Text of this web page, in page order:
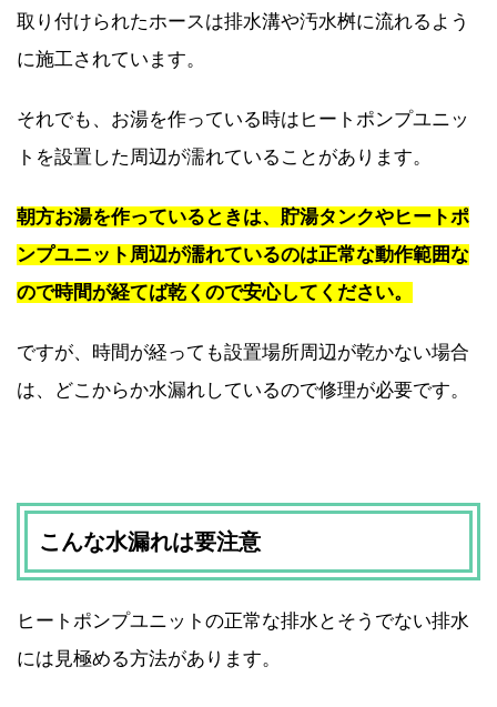
取り付けられたホースは排水溝や汚水桝に流れるよう
に施工されています。
それでも、お湯を作っている時はヒートポンプユニッ
トを設置した周辺が濡れていることがあります。
朝方お湯を作っているときは、貯湯タンクやヒートポ
ンプユニット周辺が濡れているのは正常な動作範囲な
ので時間が経てば乾くので安心してください。
ですが、時間が経っても設置場所周辺が乾かない場合
は、どこからか水漏れしているので修理が必要です。
こんな水漏れは要注意
ヒートポンプユニットの正常な排水とそうでない排水
には見極める方法があります。